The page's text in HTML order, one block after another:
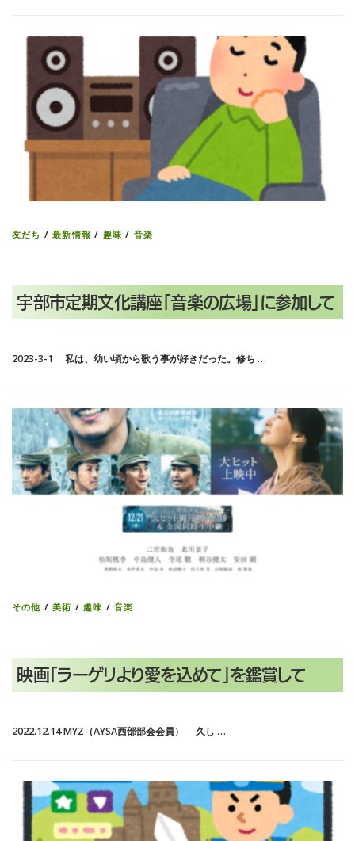
友だち /最新情報 / 趣味 / 音楽
宇部市定期文化講座「音楽の広場」に参加して
2023-3-1 私は、幼い頃から歌う事が好きだった。修ち …
その他 /美術 /趣味 /音楽
映画「ラーゲリより愛を込めて」を鑑賞して
2022.12.14 MYZ（AYSA西部部会会員） 久し …